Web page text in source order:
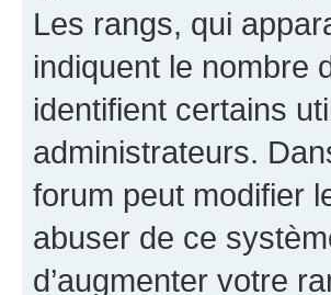
Les rangs, qui
indiquent le nombre
identifient certains
administrateurs.
forum peut modifier
abuser de ce
d’augmenter votre